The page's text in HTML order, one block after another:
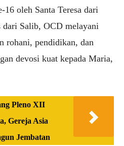
16 oleh Santa Teresa dari
dari Salib, OCD melayani
rohani, pendidikan, dan
devosi kuat kepada Maria,
Pleno XII
Gereja Asia
Jembatan